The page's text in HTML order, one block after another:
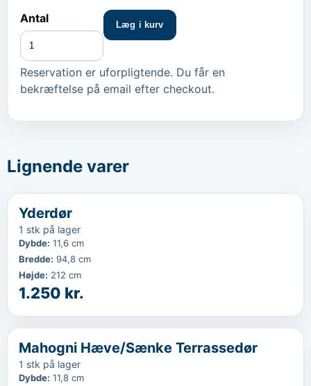
Antal
Læg i kurv
Reservation er uforpligtende. Du får en
bekræftelse på email efter checkout.
Lignende varer
‹
Yderdør
1 stk på lager
Dybde: 11,6 cm
Bredde: 94,8 cm
Højde: 212 cm
1.250 kr.
‹
Mahogni Hæve/Sænke Terrassedør
1 stk på lager
Dybde: 11,8 cm